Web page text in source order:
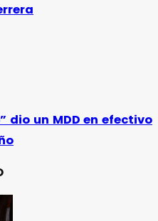
dio un MDD en efectivo